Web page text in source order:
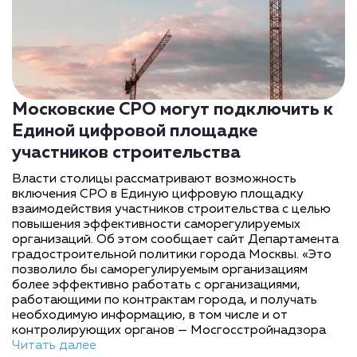
Московские СРО могут подключить к
Единой цифровой площадке
участников строительства
Власти столицы рассматривают возможность
включения СРО в Единую цифровую площадку
взаимодействия участников строительства с целью
повышения эффективности саморегулируемых
организаций. Об этом сообщает сайт Департамента
градостроительной политики города Москвы. «Это
позволило бы саморегулируемым организациям
более эффективно работать с организациями,
работающими по контрактам города, и получать
необходимую информацию, в том числе и от
контролирующих органов — Мосгосстройнадзора
Читать далее